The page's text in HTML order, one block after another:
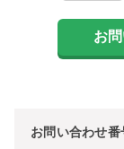
お問い合わせ番